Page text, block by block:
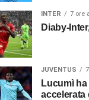
INTER 7 ore
Diaby-
JUVENTUS
Lucumì
accelerata